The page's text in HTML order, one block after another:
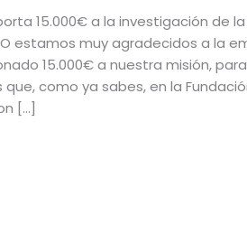
15.000€ a la investigación de
estamos muy agradecidos a la
15.000€ a nuestra misión,
que, como ya sabes, en la
[…]